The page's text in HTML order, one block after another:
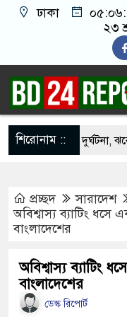
ঢাকা
২৩
শিরোনাম ::দুই দুর্ঘটনা, ঝরে
খামেনির সঙ্গে বৈঠক, আসল
স্কুল শিক্ষার্থীদের
প্রচ্ছদ
সারাদেশ
অবিশ্বাস্য ব্যাটিং
বাংলাদেশের
অবিশ্বাস্য ব্যাটিং
বাংলাদেশের
ডেস্ক রিপোর্ট